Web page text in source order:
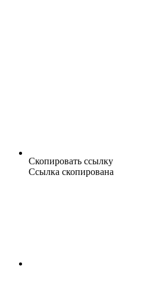
Скопировать ссылку
Ссылка скопирована